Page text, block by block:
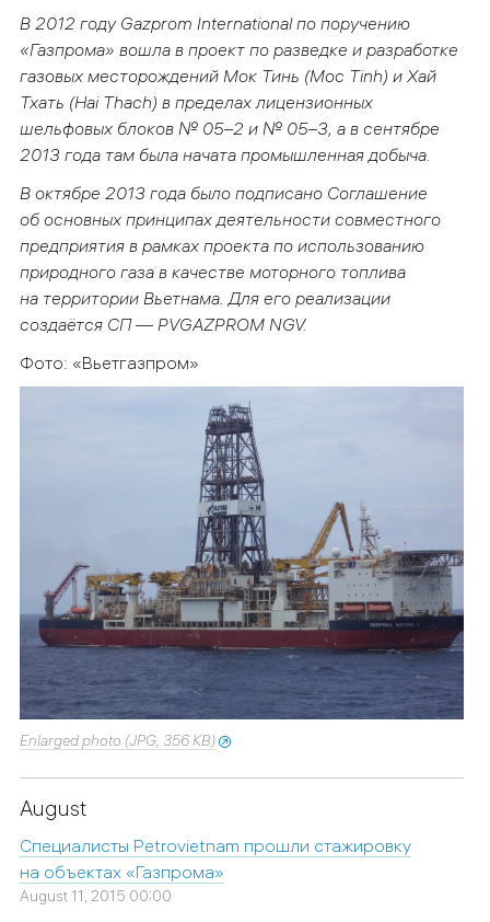
В 2012 году Gazprom International по поручению
«Газпрома» вошла в проект по разведке и разработке
газовых месторождений Мок Тинь (Moc Tinh) и Хай
Тхать (Hai Thach) в пределах лицензионных
шельфовых блоков № 05–2 и № 05–3, а в сентябре
2013 года там была начата промышленная добыча.
В октябре 2013 года было подписано Соглашение
об основных принципах деятельности совместного
предприятия в рамках проекта по использованию
природного газа в качестве моторного топлива
на территории Вьетнама. Для его реализации
создаётся СП — PVGAZPROM NGV.
Фото: «Вьетгазпром»
Enlarged photo (JPG, 356 KB)
August
Специалисты Petrovietnam прошли стажировку
на объектах «Газпрома»
August 11, 2015 00:00